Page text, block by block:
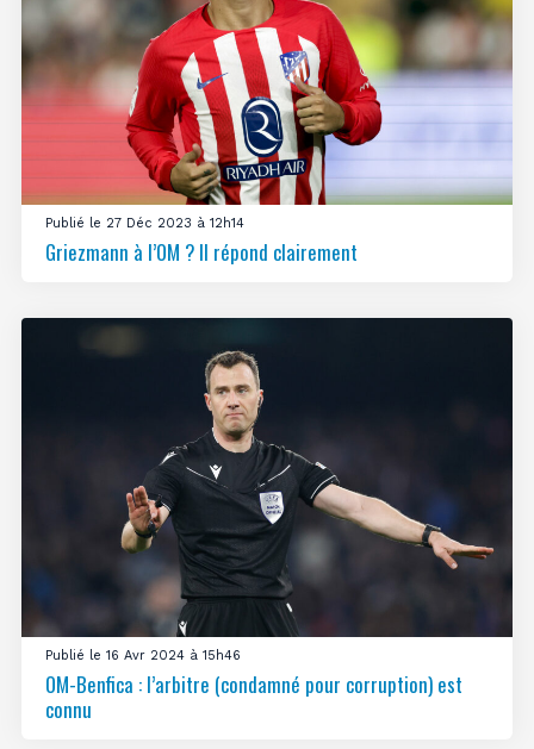
Publié le 27 Déc 2023 à 12h14
Griezmann à l’OM ? Il répond clairement
Publié le 16 Avr 2024 à 15h46
OM-Benfica : l’arbitre (condamné pour corruption) est
connu